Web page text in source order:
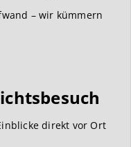
– wir kümmern
direkt vor Ort